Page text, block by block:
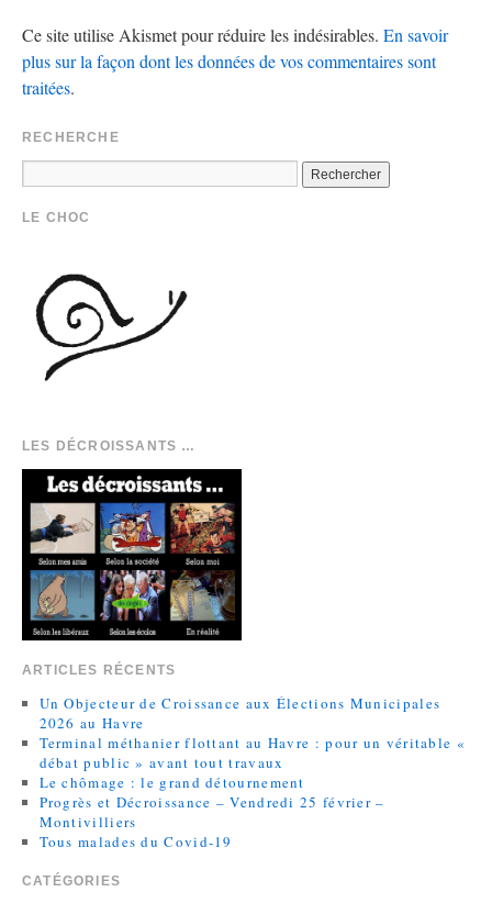
Ce site utilise Akismet pour réduire les indésirables. En savoir
plus sur la façon dont les données de vos commentaires sont
traitées.
RECHERCHE
LE CHOC
LES DÉCROISSANTS …
ARTICLES RÉCENTS
Un Objecteur de Croissance aux Élections Municipales
2026 au Havre
Terminal méthanier flottant au Havre : pour un véritable «
débat public » avant tout travaux
Le chômage : le grand détournement
Progrès et Décroissance – Vendredi 25 février –
Montivilliers
Tous malades du Covid-19
CATÉGORIES